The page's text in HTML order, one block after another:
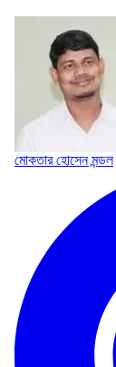
মোকতার হোসেন মন্ডল